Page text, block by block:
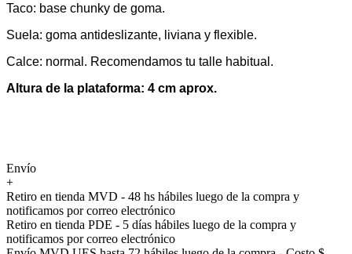
Taco: base chunky de goma.
Suela: goma antideslizante, liviana y flexible.
Calce: normal. Recomendamos tu talle habitual.
Altura de la plataforma: 4 cm aprox.
Envío
+
Retiro en tienda MVD - 48 hs hábiles luego de la compra y
notificamos por correo electrónico
Retiro en tienda PDE - 5 días hábiles luego de la compra y
notificamos por correo electrónico